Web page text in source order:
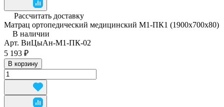
Рассчитать доставку
Матрац ортопедический медицинский М1-ПК1 (1900х700х80)
В наличии
Арт. ВиЦыАн-М1-ПК-02
5 193 ₽
В корзину